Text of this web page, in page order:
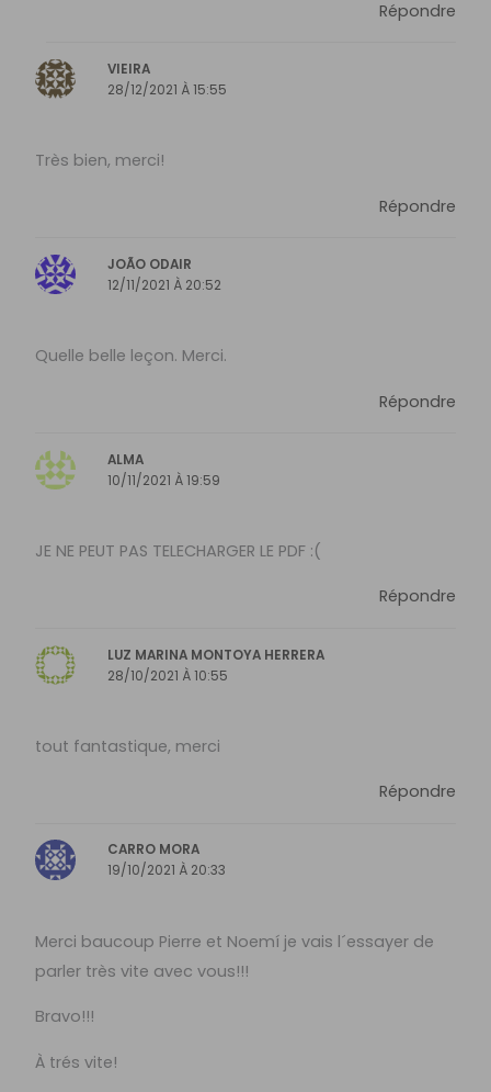
Répondre
VIEIRA
28/12/2021 À 15:55
Très bien, merci!
Répondre
JOÃO ODAIR
12/11/2021 À 20:52
Quelle belle leçon. Merci.
Répondre
ALMA
10/11/2021 À 19:59
JE NE PEUT PAS TELECHARGER LE PDF :(
Répondre
LUZ MARINA MONTOYA HERRERA
28/10/2021 À 10:55
tout fantastique, merci
Répondre
CARRO MORA
19/10/2021 À 20:33
Merci baucoup Pierre et Noemí je vais l´essayer de
parler très vite avec vous!!!
Bravo!!!
À trés vite!